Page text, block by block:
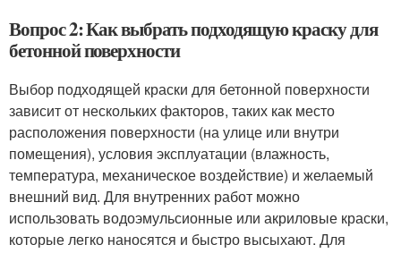
Вопрос 2: Как выбрать подходящую краску для
бетонной поверхности
Выбор подходящей краски для бетонной поверхности
зависит от нескольких факторов, таких как место
расположения поверхности (на улице или внутри
помещения), условия эксплуатации (влажность,
температура, механическое воздействие) и желаемый
внешний вид. Для внутренних работ можно
использовать водоэмульсионные или акриловые краски,
которые легко наносятся и быстро высыхают. Для